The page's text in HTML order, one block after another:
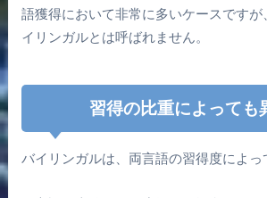
語獲得において非常に多いケースです
イリンガルとは呼ばれません。
習得の比重によっても
バイリンガルは、両言語の習得度によっ